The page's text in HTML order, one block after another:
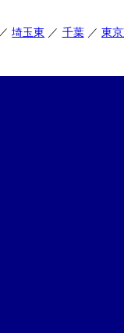
埼玉東 千葉
東